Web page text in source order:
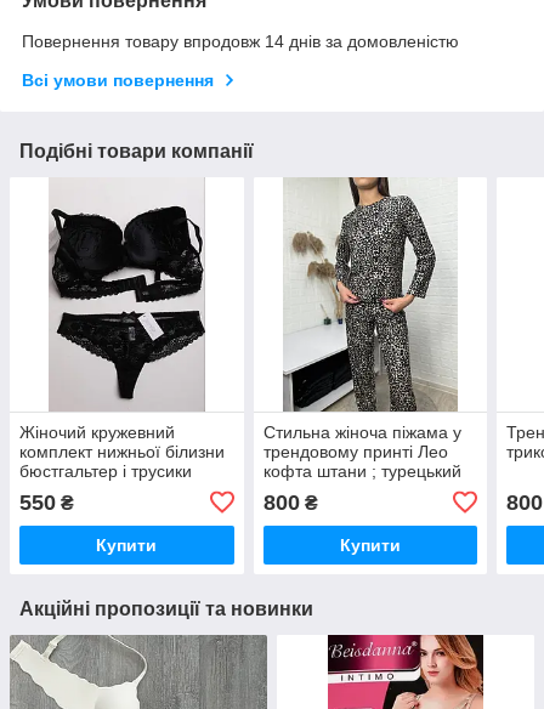
Повернення товару впродовж 14 днів за домовленістю
Всі умови повернення
Подібні товари компанії
Жіночий кружевний
комплект нижньої білизни
бюстгальтер і трусики
чорного кольору чашка А
В
550 ₴
Купити
Стильна жіноча піжама у
трендовому принті Лео
кофта штани ; турецький
800₴
Купити
800
Акційні пропозиції та новинки